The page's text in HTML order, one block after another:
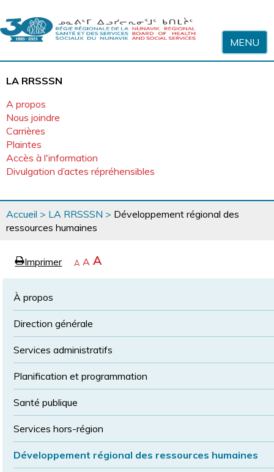
MENU
LA RRSSSN
A propos
Nous joindre
Carrières
Plaintes
Accès à l'information
Divulgation d’actes répréhensibles
Vous
êtes
ici
Accueil > LA RRSSSN > Développement régional des
ressources humaines
eImprimerpageRétrécir
A Revenir
à
police
A Agrandir
la
A
À propos
Direction générale
Services administratifs
Planification et programmation
Santé publique
Services hors-région
Développement régional des ressources humaines